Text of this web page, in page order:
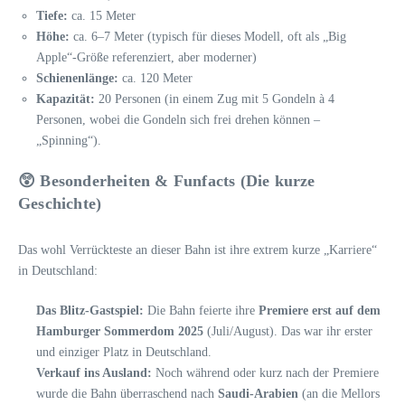
Tiefe: ca. 15 Meter
Höhe: ca. 6–7 Meter (typisch für dieses Modell, oft als „Big
Apple“-Größe referenziert, aber moderner)
Schienenlänge: ca. 120 Meter
Kapazität: 20 Personen (in einem Zug mit 5 Gondeln à 4
Personen, wobei die Gondeln sich frei drehen können –
„Spinning“).
😲 Besonderheiten & Funfacts (Die kurze
Geschichte)
Das wohl Verrückteste an dieser Bahn ist ihre extrem kurze „Karriere“
in Deutschland:
Das Blitz-Gastspiel: Die Bahn feierte ihre Premiere erst auf dem
Hamburger Sommerdom 2025 (Juli/August). Das war ihr erster
und einziger Platz in Deutschland.
Verkauf ins Ausland: Noch während oder kurz nach der Premiere
wurde die Bahn überraschend nach Saudi-Arabien (an die Mellors